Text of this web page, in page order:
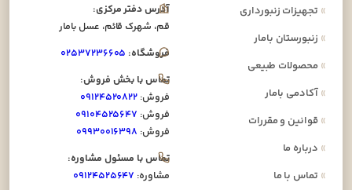
»تجهیزات زنبورداری
»زنبورستان بامار
»محصولات طبیعی
»آکادمی بامار
»قوانین و مقررات
»درباره ما
»تماس با ما
آدرس دفتر مرکزی:
قم، شهرک قائم، عسل بامار
فروشگاه: ۰۲۵۳۷۲۳۶۶۰۵
تماس با بخش فروش:
فروش: ۰۹۱۲۴۵۲۰۸۲۲
فروش: ۰۹۱۰۴۵۲۵۶۴۷
فروش: ۰۹۹۳۰۰۱۶۳۹۸
تماس با مسئول مشاوره:
مشاوره: ۰۹۱۲۴۵۲۵۶۴۷